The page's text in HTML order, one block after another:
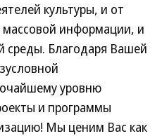
культуры, и от
массовой информации, и
среды. Благодаря Вашей
уровню
и программы
Мы ценим Вас как